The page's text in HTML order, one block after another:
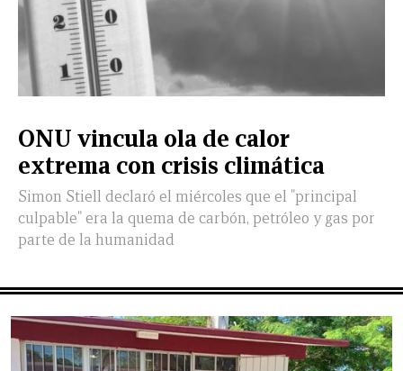
CERRAR
LEÓN
DE
VIDA
ONU vincula ola de calor
extrema con crisis climática
Simon Stiell declaró el miércoles que el "principal
culpable" era la quema de carbón, petróleo y gas por
parte de la humanidad